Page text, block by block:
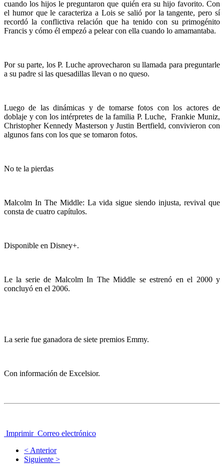
cuando los hijos le preguntaron que quién era su hijo favorito. Con
el humor que le caracteriza a Lois se salió por la tangente, pero sí
recordó la conflictiva relación que ha tenido con su primogénito
Francis y cómo él empezó a pelear con ella cuando lo amamantaba.
Por su parte, los P. Luche aprovecharon su llamada para preguntarle
a su padre si las quesadillas llevan o no queso.
Luego de las dinámicas y de tomarse fotos con los actores de
doblaje y con los intérpretes de la familia P. Luche, Frankie Muniz,
Christopher Kennedy Masterson y Justin Bertfield, convivieron con
algunos fans con los que se tomaron fotos.
No te la pierdas
Malcolm In The Middle: La vida sigue siendo injusta, revival que
consta de cuatro capítulos.
Disponible en Disney+.
Le la serie de Malcolm In The Middle se estrenó en el 2000 y
concluyó en el 2006.
La serie fue ganadora de siete premios Emmy.
Con información de Excelsior.
Imprimir Correo electrónico
< Anterior
Siguiente >